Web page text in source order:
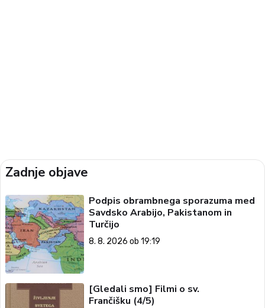
Zadnje objave
Podpis obrambnega sporazuma med
Savdsko Arabijo, Pakistanom in
Turčijo
8. 8. 2026 ob 19:19
[Gledali smo] Filmi o sv.
Frančišku (4/5)